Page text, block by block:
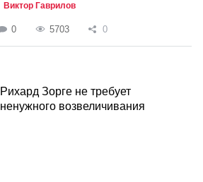
Виктор Гаврилов
0 5703 0
Рихард Зорге не требует
ненужного возвеличивания